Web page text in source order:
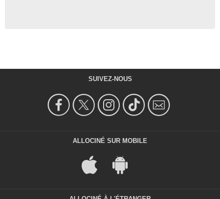
SUIVEZ-NOUS
ALLOCINÉ SUR MOBILE